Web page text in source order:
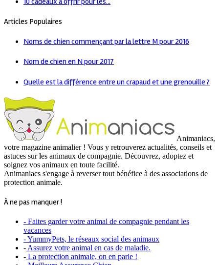
Articles Populaires
Noms de chien commençant par la lettre M pour 2016
Nom de chien en N pour 2017
Quelle est la différence entre un crapaud et une grenouille ?
Animaniacs,
votre magazine animalier ! Vous y retrouverez actualités, conseils et
astuces sur les animaux de compagnie. Découvrez, adoptez et
soignez vos animaux en toute facilité.
Animaniacs s'engage à reverser tout bénéfice à des associations de
protection animale.
À ne pas manquer !
- Faites garder votre animal de compagnie pendant les
vacances
- YummyPets, le réseaux social des animaux
- Assurez votre animal en cas de maladie.
- La protection animale, on en parle !